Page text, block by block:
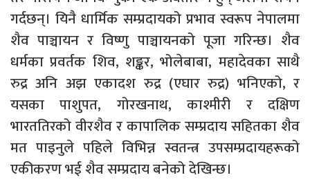
गर्दछन्। यिनै धार्मिक सम्प्रदायको प्रभाव स्वरूप नेपालमा
शैव पाञ्चायन र विष्णु पाञ्चायनको पूजा गरिन्छ। शैव
धर्मका प्रवर्तक शिव, शङ्कर, भोलेबाबा, महादेवका साथै
रुद्र अनि अझ एकादश रुद्र (एघार रुद्र) भनिएको, र
यसका पाशुपत, गोरखनाथ, काश्मीरी र दक्षिण
भारततिरको वीरशैव र कापालिक सम्प्रदाय सहितका शैव
मत पाइनुले पहिले विभिन्न स्वतन्त्र उपसम्प्रदायहरूको
एकीकरण भई शैव सम्प्रदाय बनेको देखिन्छ।